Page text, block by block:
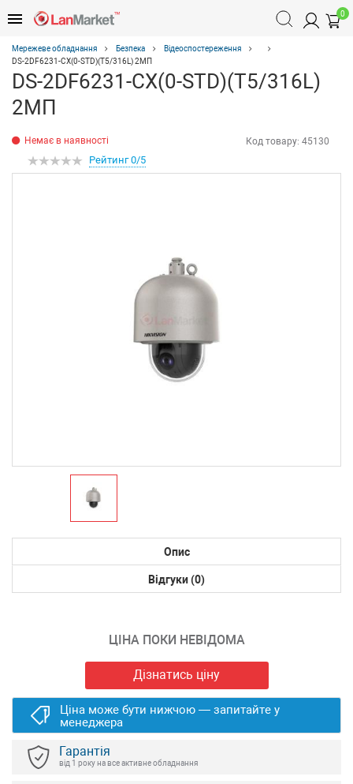
0
Мережеве обладнання Безпека
Відеоспостереження
DS-2DF6231-CX(0-STD)(T5/316L) 2МП
DS-2DF6231-CX(0-STD)(T5/316L)
2МП
Немає в наявності Код товару: 45130
Рейтинг 0/5
Опис
Відгуки (0)
ЦІНА ПОКИ НЕВІДОМА
Дізнатись ціну
Ціна може бути нижчою — запитайте у
менеджера
Гарантія
від 1 року на все активне обладнання